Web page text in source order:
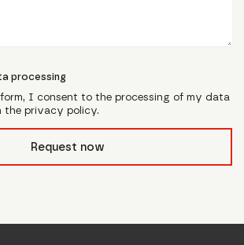
processing
I consent to the processing of my data
the privacy policy.
Request now